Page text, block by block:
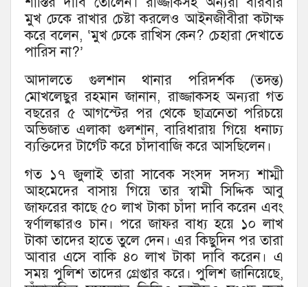
মুখ ঢেকে রাখার চেষ্টা করলেও আইনজীবীরা কটাক্ষ
করে বলেন, ‘মুখ ঢেকে রাখিস কেন? চেহারা দেখাতে
পারিস না?’
আদালতে গুলশান থানার পরিদর্শক (তদন্ত)
মোখলেছুর রহমান জানান, রাজ্জাকসহ অন্যরা গত
বছরের ৫ আগস্টের পর থেকে ছাত্রনেতা পরিচয়ে
অভিজাত এলাকা গুলশান, বারিধারায় গিয়ে ধনাঢ্য
ব্যক্তিদের টার্গেট করে চাঁদাবাজি করে আসছিলেন।
গত ১৭ জুলাই তারা সাবেক সংসদ সদস্য শাম্মী
আহমেদের বাসায় গিয়ে তার স্বামী সিদ্দিক আবু
জাফরের কাছে ৫০ লাখ টাকা চাঁদা দাবি করেন এবং
স্বর্ণালঙ্কারও চান। পরে জাফর বাধ্য হয়ে ১০ লাখ
টাকা তাদের হাতে তুলে দেন। এর কিছুদিন পর তারা
আবার এসে বাকি ৪০ লাখ টাকা দাবি করেন। এ
সময় পুলিশ তাদের গ্রেপ্তার করে। পুলিশ জানিয়েছে,